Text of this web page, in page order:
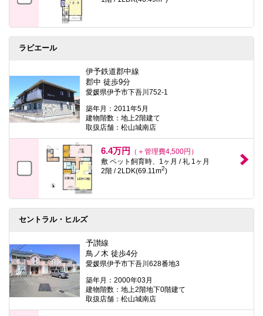
ラビエール
伊予鉄道郡中線
郡中 徒歩9分
愛媛県伊予市下吾川752-1
築年月：2011年5月
建物階数：地上2階建て
取扱店舗：松山城南店
6.4万円
（＋管理費4,500円）
敷 ペット飼育時、1ヶ月 / 礼 1ヶ月
2階 / 2LDK(69.11m2)
セントラル・ヒルズ
予讃線
鳥ノ木 徒歩4分
愛媛県伊予市下吾川628番地3
築年月：2000年03月
建物階数：地上2階地下0階建て
取扱店舗：松山城南店